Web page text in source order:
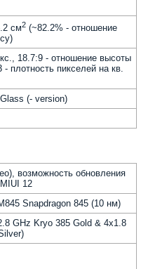
см2 (~82.2% - отношение
18.7:9 - отношение высоты
плотность пикселей на кв.
(- version)
возможность обновления
12
Snapdragon 845 (10 нм)
GHz Kryo 385 Gold & 4x1.8